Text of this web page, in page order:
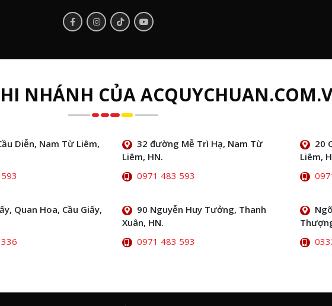
NHÁNH CỦA
Diễn, Nam Từ Liêm,
32 đường Mễ Trì Hạ, Nam Từ
Liêm, HN.
0971 483 593
20
Liêm,
Quan Hoa, Cầu Giấy,
90 Nguyễn Huy Tưởng, Thanh
Xuân, HN.
0971 483 593